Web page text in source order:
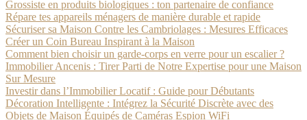
Grossiste en produits biologiques : ton partenaire de confiance
Répare tes appareils ménagers de manière durable et rapide
Sécuriser sa Maison Contre les Cambriolages : Mesures Efficaces
Créer un Coin Bureau Inspirant à la Maison
Comment bien choisir un garde-corps en verre pour un escalier ?
Immobilier Ancenis : Tirer Parti de Notre Expertise pour une Maison
Sur Mesure
Investir dans l’Immobilier Locatif : Guide pour Débutants
Décoration Intelligente : Intégrez la Sécurité Discrète avec des
Objets de Maison Équipés de Caméras Espion WiFi